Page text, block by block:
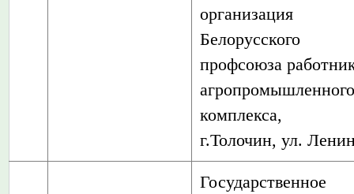
организация
Белорусского
профсоюза
комплекса,
г.Толочин, ул.
Государственное